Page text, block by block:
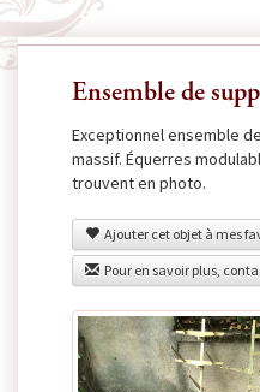
Ensemble de
Exceptionnel ensemble
massif. Équerres
trouvent en photo.
Ajouter cet objet à mes
Pour en savoir plus,